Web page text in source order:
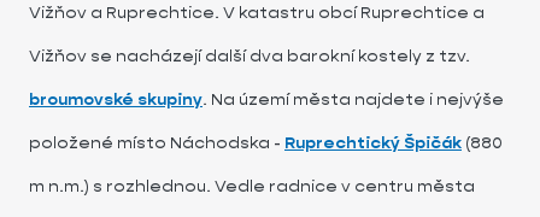
Vižňov a Ruprechtice. V katastru obcí Ruprechtice a
Vižňov se nacházejí další dva barokní kostely z tzv.
broumovské skupiny. Na území města najdete i nejvýše
položené místo Náchodska - Ruprechtický Špičák (880
m n.m.) s rozhlednou. Vedle radnice v centru města